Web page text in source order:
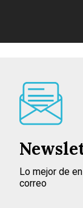
Lo mejor de
correo